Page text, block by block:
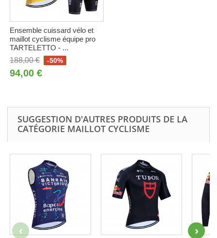
Ensemble cuissard vélo et
maillot cyclisme équipe pro
TARTELETTO - ...
188,00 €
-50%
94,00 €
SUGGESTION D'AUTRES PRODUITS DE LA
CATÉGORIE MAILLOT CYCLISME